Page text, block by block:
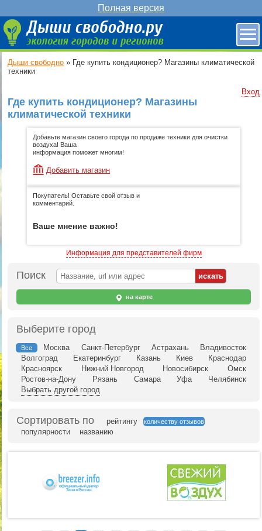
Полная версия
Дыши свободно » Где купить кондиционер? Магазины климатической
техники
Вход
Где купить кондиционер? Магазины
климатической техники
Добавьте магазин своего города по продаже техники для очистки
воздуха! Ваша
информация поможет многим!
Добавить магазин
Покупатель! Оставьте свой отзыв и
комментарий.
Ваше мнение важно!
Информация для представителей фирм
Поиск
на карте
Выберите город
Все Москва Санкт-Петербург Астрахань
Владивосток
Волгоград
Екатеринбург Казань Киев
Краснодар
Красноярск
Нижний Новгород Новосибирск
Омск
Ростов-на-Дону
Рязань Самара Уфа
Челябинск
Выбрать другой город
Сортировать по рейтингу количеству отзывов
популярности названию